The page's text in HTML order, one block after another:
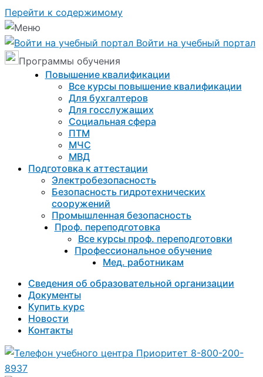
Перейти к содержимому
Войти на учебный портал
Программы обучения
Повышение квалификации
Все курсы повышение квалификации
Для бухгалтеров
Для госслужащих
Социальная сфера
ПТМ
МЧС
МВД
Подготовка к aттестации
Электробезопасность
Безопасность гидротехнических
сооружений
Промышленная безопасность
Проф. переподготовка
Все курсы проф. переподготовки
Профессиональное обучение
Мед. работникам
Сведения об образовательной организации
Документы
Купить курс
Новости
Контакты
8-800-200-
8937